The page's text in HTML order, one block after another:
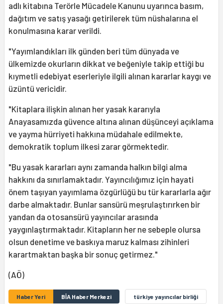
adlı kitabına Terörle Mücadele Kanunu uyarınca basım,
dağıtım ve satış yasağı getirilerek tüm nüshalarına el
konulmasına karar verildi.
"Yayımlandıkları ilk günden beri tüm dünyada ve
ülkemizde okurların dikkat ve beğeniyle takip ettiği bu
kıymetli edebiyat eserleriyle ilgili alınan kararlar kaygı ve
üzüntü vericidir.
"Kitaplara ilişkin alınan her yasak kararıyla
Anayasamızda güvence altına alınan düşünceyi açıklama
ve yayma hürriyeti hakkına müdahale edilmekte,
demokratik toplum ilkesi zarar görmektedir.
"Bu yasak kararları aynı zamanda halkın bilgi alma
hakkını da sınırlamaktadır. Yayıncılığımız için hayati
önem taşıyan yayımlama özgürlüğü bu tür kararlarla ağır
darbe almaktadır. Bunlar sansürü meşrulaştırırken bir
yandan da otosansürü yayıncılar arasında
yaygınlaştırmaktadır. Kitapların her ne sebeple olursa
olsun denetime ve baskıya maruz kalması zihinleri
karartmaktan başka bir sonuç getirmez."
(AÖ)
Haber Yeri BİA Haber Merkezi türkiye yayıncılar birliği